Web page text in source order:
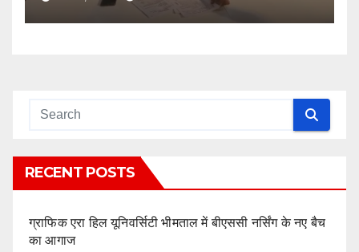
भी नहीं हटेंगे पीछे
RECENT POSTS
ग्राफिक एरा हिल यूनिवर्सिटी भीमताल में बीएससी नर्सिंग के नए बैच
का आगाज